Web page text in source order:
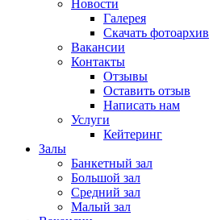
Новости
Галерея
Скачать фотоархив
Вакансии
Контакты
Отзывы
Оставить отзыв
Написать нам
Услуги
Кейтеринг
Залы
Банкетный зал
Большой зал
Средний зал
Малый зал